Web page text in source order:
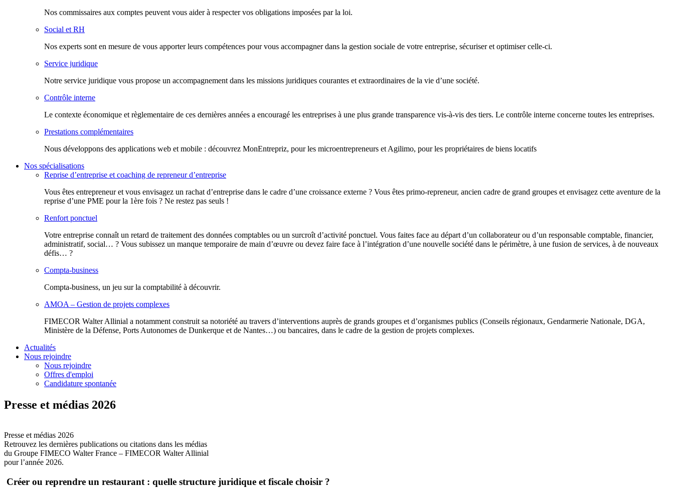
Nos commissaires aux comptes peuvent vous aider à respecter vos obligations imposées par la loi.
Social et RH
Nos experts sont en mesure de vous apporter leurs compétences pour vous accompagner dans la gestion sociale de votre entreprise, sécuriser et optimiser celle-ci.
Service juridique
Notre service juridique vous propose un accompagnement dans les missions juridiques courantes et extraordinaires de la vie d’une société.
Contrôle interne
Le contexte économique et règlementaire de ces dernières années a encouragé les entreprises à une plus grande transparence vis-à-vis des tiers. Le contrôle interne concerne toutes les entreprises.
Prestations complémentaires
Nous développons des applications web et mobile : découvrez MonEntrepriz, pour les microentrepreneurs et Agilimo, pour les propriétaires de biens locatifs
Nos spécialisations
Reprise d’entreprise et coaching de repreneur d’entreprise
Vous êtes entrepreneur et vous envisagez un rachat d’entreprise dans le cadre d’une croissance externe ? Vous êtes primo-repreneur, ancien cadre de grand groupes et envisagez cette aventure de la
reprise d’une PME pour la 1ère fois ? Ne restez pas seuls !
Renfort ponctuel
Votre entreprise connaît un retard de traitement des données comptables ou un surcroît d’activité ponctuel. Vous faites face au départ d’un collaborateur ou d’un responsable comptable, financier,
administratif, social… ? Vous subissez un manque temporaire de main d’œuvre ou devez faire face à l’intégration d’une nouvelle société dans le périmètre, à une fusion de services, à de nouveaux
défis… ?
Compta-business
Compta-business, un jeu sur la comptabilité à découvrir.
AMOA – Gestion de projets complexes
FIMECOR Walter Allinial a notamment construit sa notoriété au travers d’interventions auprès de grands groupes et d’organismes publics (Conseils régionaux, Gendarmerie Nationale, DGA,
Ministère de la Défense, Ports Autonomes de Dunkerque et de Nantes…) ou bancaires, dans le cadre de la gestion de projets complexes.
Actualités
Nous rejoindre
Nous rejoindre
Offres d'emploi
Candidature spontanée
Presse et médias 2026
Presse et médias 2026
Retrouvez les dernières publications ou citations dans les médias
du Groupe FIMECO Walter France – FIMECOR Walter Allinial
pour l’année 2026.
Créer ou reprendre un restaurant : quelle structure juridique et fiscale choisir ?